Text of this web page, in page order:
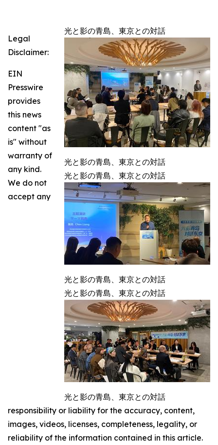
光と影の青島、東京との対話
光と影の青島、東京との対話
光と影の青島、東京との対話
光と影の青島、東京との対話
光と影の青島、東京との対話
光と影の青島、東京との対話
Legal
Disclaimer:
EIN
Presswire
provides
this news
content "as
is" without
warranty of
any kind.
We do not
accept any
responsibility or liability for the accuracy, content,
images, videos, licenses, completeness, legality, or
reliability of the information contained in this article.